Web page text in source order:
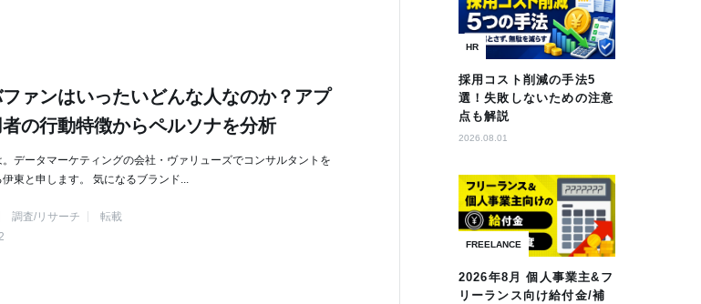
ァンはいったいどんな人なのか？アプ
者の行動特徴からペルソナを分析
。データマーケティングの会社・ヴァリューズでコンサルタントを
東と申します。 気になるブランド...
調査/リサーチ
転載
HR
採用コスト削減の手法5
選！失敗しないための注意
点も解説
2026.08.01
FREELANCE
2026年8月 個人事業主&フ
リーランス向け給付金/補